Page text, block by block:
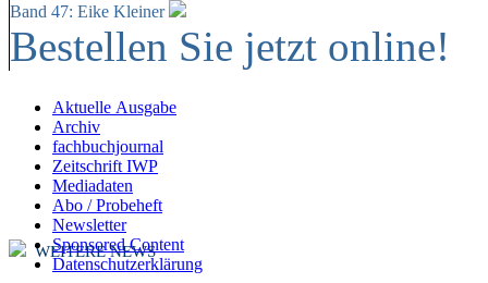
Band 47: Eike Kleiner
Bestellen Sie jetzt online!
Aktuelle Ausgabe
Archiv
fachbuchjournal
Zeitschrift IWP
Mediadaten
Abo / Probeheft
Newsletter
Sponsored Content
Datenschutzerklärung
WEITERE NEWS